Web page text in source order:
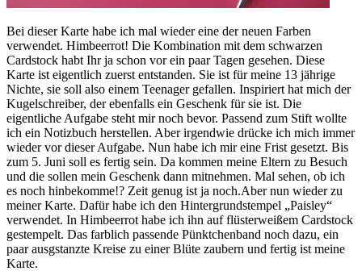
Bei dieser Karte habe ich mal wieder eine der neuen Farben
verwendet. Himbeerrot! Die Kombination mit dem schwarzen
Cardstock habt Ihr ja schon vor ein paar Tagen gesehen. Diese
Karte ist eigentlich zuerst entstanden. Sie ist für meine 13 jährige
Nichte, sie soll also einem Teenager gefallen. Inspiriert hat mich der
Kugelschreiber, der ebenfalls ein Geschenk für sie ist. Die
eigentliche Aufgabe steht mir noch bevor. Passend zum Stift wollte
ich ein Notizbuch herstellen. Aber irgendwie drücke ich mich immer
wieder vor dieser Aufgabe. Nun habe ich mir eine Frist gesetzt. Bis
zum 5. Juni soll es fertig sein. Da kommen meine Eltern zu Besuch
und die sollen mein Geschenk dann mitnehmen. Mal sehen, ob ich
es noch hinbekomme!? Zeit genug ist ja noch.Aber nun wieder zu
meiner Karte. Dafür habe ich den Hintergrundstempel „Paisley“
verwendet. In Himbeerrot habe ich ihn auf flüsterweißem Cardstock
gestempelt. Das farblich passende Pünktchenband noch dazu, ein
paar ausgstanzte Kreise zu einer Blüte zaubern und fertig ist meine
Karte.